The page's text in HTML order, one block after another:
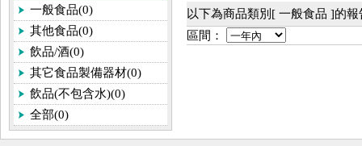
一般食品(0)
其他食品(0)
飲品/酒(0)
其它食品製備器材(0)
飲品(不包含水)(0)
全部(0)
以下為商品類別[ 一般食品 ]的
區間：